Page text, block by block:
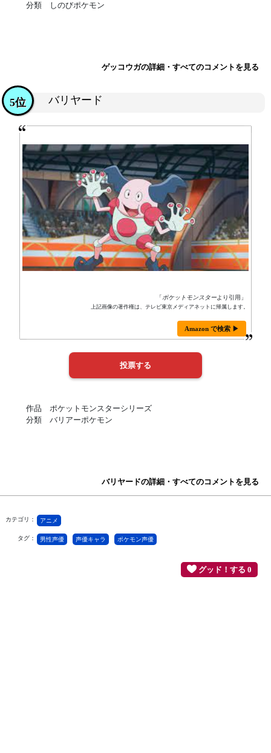
分類 しのびポケモン
ゲッコウガの詳細・すべてのコメントを見る
バリヤード
5位
「ポケットモンスターより引用」
上記画像の著作権は、テレビ東京メディアネットに帰属します。
Amazon で検索 ▶
作品 ポケットモンスターシリーズ
分類 バリアーポケモン
バリヤードの詳細・すべてのコメントを見る
カテゴリ： アニメ
タグ： 男性声優 声優キャラ ポケモン声優
グッド！する 0